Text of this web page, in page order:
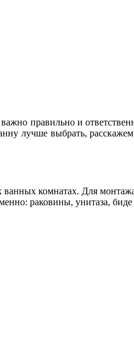
правильно и
лучше выбрать,
ванных комнатах. Для
раковины, унитаза,